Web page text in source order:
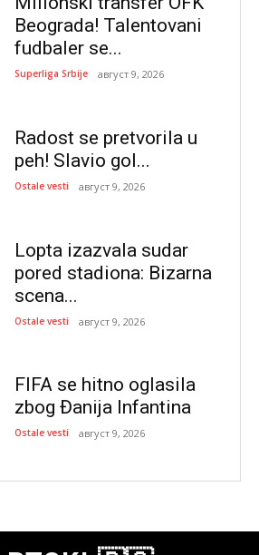
Beograda! Talentovani
fudbaler se...
Superliga Srbije август 9, 2026
Radost se pretvorila u
peh! Slavio gol...
Ostale vesti август 9, 2026
Lopta izazvala sudar
pored stadiona: Bizarna
scena...
Ostale vesti август 9, 2026
FIFA se hitno oglasila
zbog Đanija Infantina
Ostale vesti август 9, 2026